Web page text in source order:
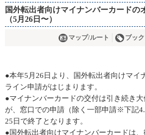
国外転出者向けマイナンバーカードの
（5月26日〜）
マップ/ルート ブッ
●本年5月26日より、国外転出者向けマイ
ライン申請がはじまります。
●マイナンバーカードの交付は引き続き
が、窓口での申請（除く一部申請※下記
25日で終了となります。
●国外転出者向けマイナンバーカードは